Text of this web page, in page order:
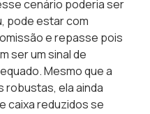
cenário poderia ser
pode estar com
e repasse pois
ser um sinal de
Mesmo que a
robustas, ela ainda
caixa reduzidos se